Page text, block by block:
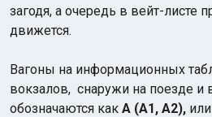
загодя, а очередь в вейт-листе
движется.
Вагоны на информационных
вокзалов, снаружи на поезде и
обозначаются как А (А1, А2), или